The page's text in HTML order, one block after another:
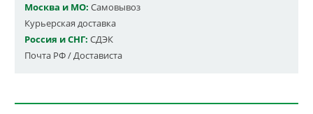
Москва и МО: Самовывоз
Курьерская доставка
Россия и СНГ: СДЭК
Почта РФ / Достависта